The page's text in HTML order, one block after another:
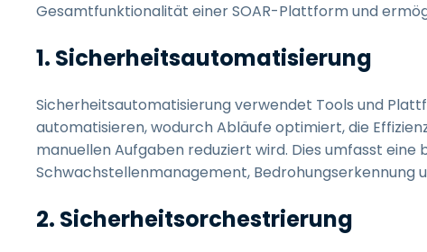
Gesamtfunktionalität einer SOAR-Plattform und
1. Sicherheitsautomatisierung
Sicherheitsautomatisierung verwendet Tools und
automatisieren, wodurch Abläufe optimiert, die
manuellen Aufgaben reduziert wird. Dies umfasst
Schwachstellenmanagement, Bedrohungserkennung
2. Sicherheitsorchestrierung